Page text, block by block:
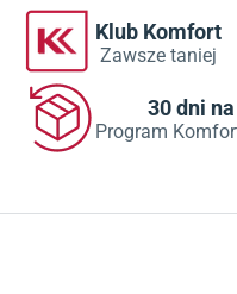
Klub Komfort
Zawsze taniej
30 dni
Program